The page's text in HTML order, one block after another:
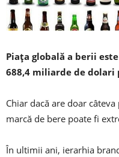
Piața globală a berii
688,4 miliarde de dolari
Chiar dacă are doar
marcă de bere poate fi
În ultimii ani, ierarhia